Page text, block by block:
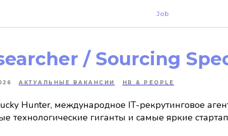
Job
/ Sourcing
АКТУАЛЬНЫЕ ВАКАНСИИ HR & PEOPLE
Hunter, международное IT-рекрутинговое
технологические гиганты и самые яркие